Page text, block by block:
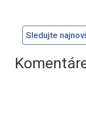
Sledujte